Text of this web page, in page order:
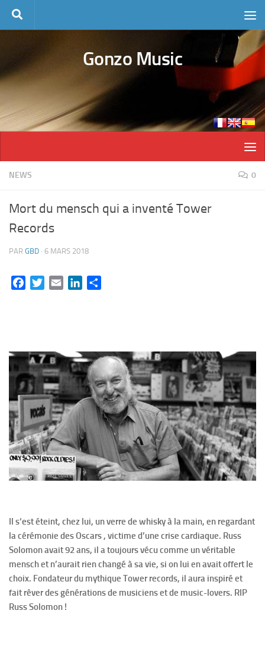
Skip to content
Gonzo Music
NEWS 0
Mort du mensch qui a inventé Tower
Records
PAR GBD · 6 MARS 2018
FacebookTwitterEmail LinkedIn
Il s‘est éteint, chez lui, un verre de whisky à la main, en regardant
la cérémonie des Oscars , victime d’une crise cardiaque. Russ
Solomon avait 92 ans, il a toujours vécu comme un véritable
mensch et n’aurait rien changé à sa vie, si on lui en avait offert le
choix. Fondateur du mythique Tower records, il aura inspiré et
fait rêver des générations de musiciens et de music-lovers. RIP
Russ Solomon !